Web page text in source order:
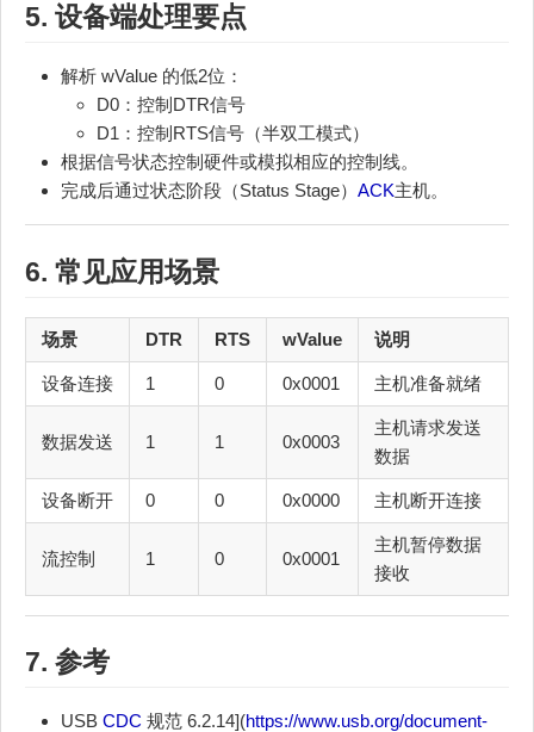
5. 设备端处理要点
解析 wValue 的低2位：
D0：控制DTR信号
D1：控制RTS信号（半双工模式）
根据信号状态控制硬件或模拟相应的控制线。
完成后通过状态阶段（Status Stage） ACK主机。
6. 常见应用场景
场景 DTR RTS wValue 说明
设备连接 1 0 0x0001 主机准备就绪
数据发送 1 1 0x0003
主机请求发送
数据
设备断开 0 0 0x0000 主机断开连接
流控制 1 0 0x0001
主机暂停数据
接收
7. 参考
USB CDC 规范 6.2.14](https://www.usb.org/document-